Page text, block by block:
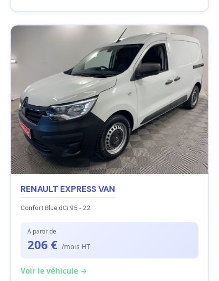
RENAULT EXPRESS VAN
Confort Blue dCi 95 - 22
À partir de
206 € /mois HT
Voir le véhicule →